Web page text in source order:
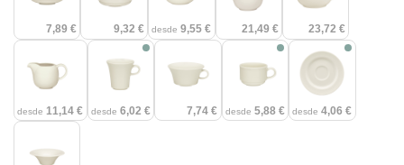
7,89 € 9,32 € desde9,55 € 21,49 € 23,72 €
desde 11,14 € desde 6,02 € 7,74 € desde 5,88 € desde4,06 €